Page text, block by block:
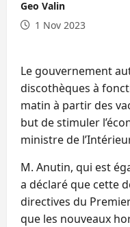
Geo Valin
1 Nov 2023
Le gouvernement
discothèques à
matin à partir des
but de stimuler
ministre de
M. Anutin, qui est
a déclaré que cette
directives du
que les nouveaux